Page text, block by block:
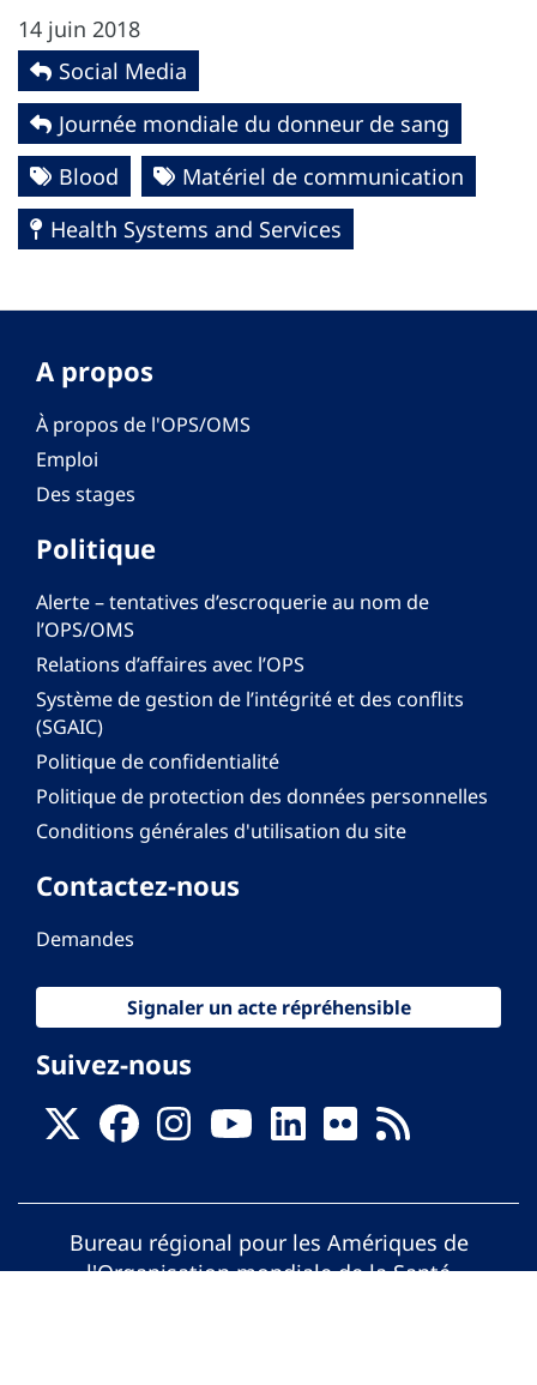
14 juin 2018
Social Media
Journée mondiale du donneur de sang
Blood
Matériel de communication
Health Systems and Services
A propos
À propos de l'OPS/OMS
Emploi
Des stages
Politique
Alerte – tentatives d’escroquerie au nom de
l’OPS/OMS
Relations d’affaires avec l’OPS
Système de gestion de l’intégrité et des conflits
(SGAIC)
Politique de confidentialité
Politique de protection des données personnelles
Conditions générales d'utilisation du site
Contactez-nous
Demandes
Signaler un acte répréhensible
Suivez-nous
Bureau régional pour les Amériques de
l'Organisation mondiale de la Santé